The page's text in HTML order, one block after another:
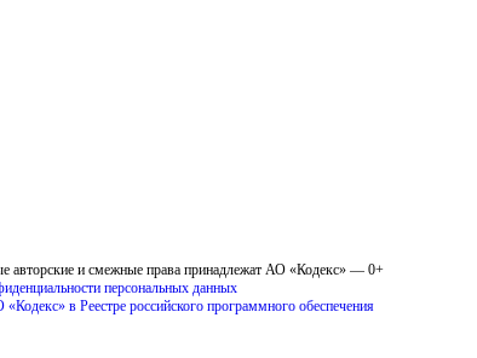
авторские и смежные права принадлежат АО «Кодекс» — 0+
персональных данных
в Реестре российского программного обеспечения